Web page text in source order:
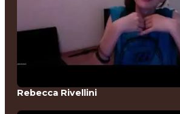
Rebecca Rivellini